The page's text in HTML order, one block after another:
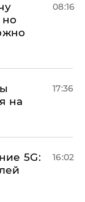
но
08:16
на
17:36
5G:
16:02